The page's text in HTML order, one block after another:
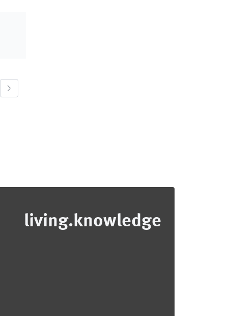
living.knowledge